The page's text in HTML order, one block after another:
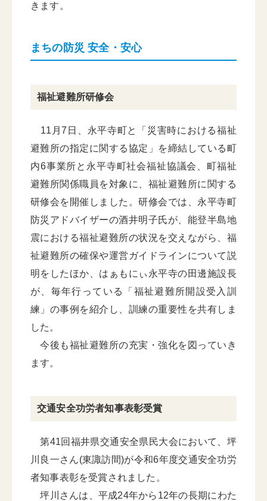
きます。
まちの防災 安全・安心
福祉避難所研修会
11月7日、永平寺町と「災害時における福祉
避難所の指定に関する協定」を締結している町
内6事業所と永平寺町社会福祉協議会、町福祉
避難所関係職員を対象に、福祉避難所に関する
研修会を開催しました。研修会では、永平寺町
防災アドバイザーの酒井明子氏が、能登半島地
震における福祉避難所の状況を交えながら、福
祉避難所の確保や運営ガイドラインについて説
明をしたほか、はぁもにぃ永平寺の田邊施設長
が、毎年行っている「福祉避難所開設受入訓
練」の事例を紹介し、訓練の重要性を共有しま
した。
今後も福祉避難所の充実・強化を図っていき
ます。
交通安全功労者知事表彰受賞
第41回福井県交通安全県民大会において、坪
川良一さん(東諏訪間)が令和6年度交通安全功労
者知事表彰を受賞されました。
坪川さんは、平成24年から12年の長期にわた